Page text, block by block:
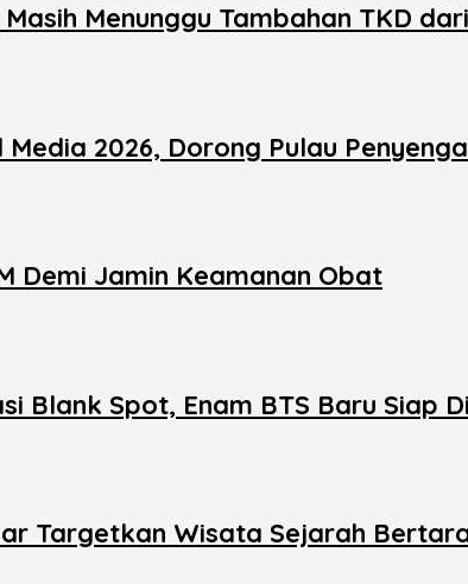
Menunggu Tambahan TKD
2026, Dorong Pulau
Demi Jamin Keamanan Obat
Blank Spot, Enam BTS Baru Siap
Targetkan Wisata Sejarah